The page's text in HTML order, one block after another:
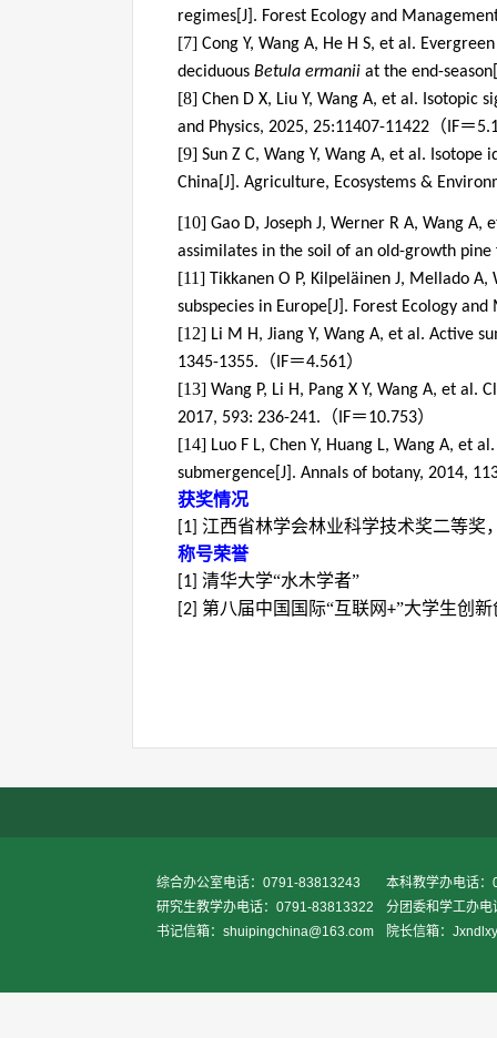
regimes[J]. Forest Ecology and
[7] Cong Y, Wang A, He H S, et al.
deciduous Betula ermanii at the end-
[8] Chen D X, Liu Y, Wang A, et al.
and Physics, 2025, 25:11407-11422 （IF＝
[9] Sun Z C, Wang Y, Wang A, et al.
China[J]. Agriculture, Ecosystems &
[10] Gao D, Joseph J, Werner R A, Wang
assimilates in the soil of an old-growth pine
[11] Tikkanen O P, Kilpeläinen J, Mellado
subspecies in Europe[J]. Forest Ecology
[12] Li M H, Jiang Y, Wang A, et al. Active
1345-1355. （IF＝4.561）
[13] Wang P, Li H, Pang X Y, Wang A, et
2017, 593: 236-241. （IF＝10.753）
[14] Luo F L, Chen Y, Huang L, Wang A,
submergence[J]. Annals of botany, 2014,
获奖情况
[1] 江西省林学会林业科学技术奖二等奖
称号荣誉
[1] 清华大学“水木学者”
[2] 第八届中国国际“互联网+”大学生创
综合办公室电话：0791-83813243
本科教学办电话
研究生教学办电话：0791-83813322
分团委和学工办
书记信箱：shuipingchina@163.com
院长信箱：